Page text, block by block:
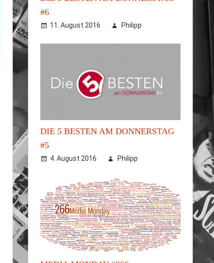
#6
11. August 2016 Philipp
DIE 5 BESTEN AM DONNERSTAG
#5
4. August 2016 Philipp